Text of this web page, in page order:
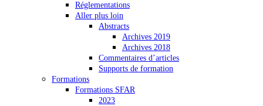
Réglementations
Aller plus loin
Abstracts
Archives 2019
Archives 2018
Commentaires d’articles
Supports de formation
Formations
Formations SFAR
2023